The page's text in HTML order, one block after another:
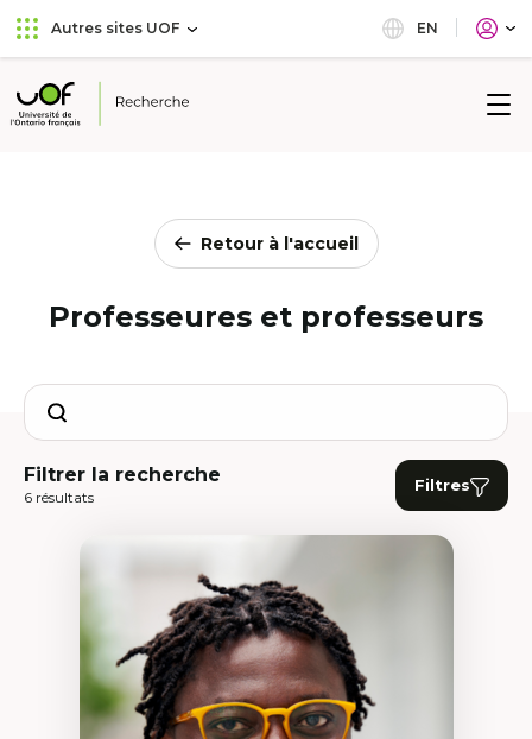
Aller
au
principal
Passer
au
Autres sites UOF EN
Université
Retour à l'accueil
Professeures et professeurs
Search
Filtrer la recherche
6 résultats
Filtres